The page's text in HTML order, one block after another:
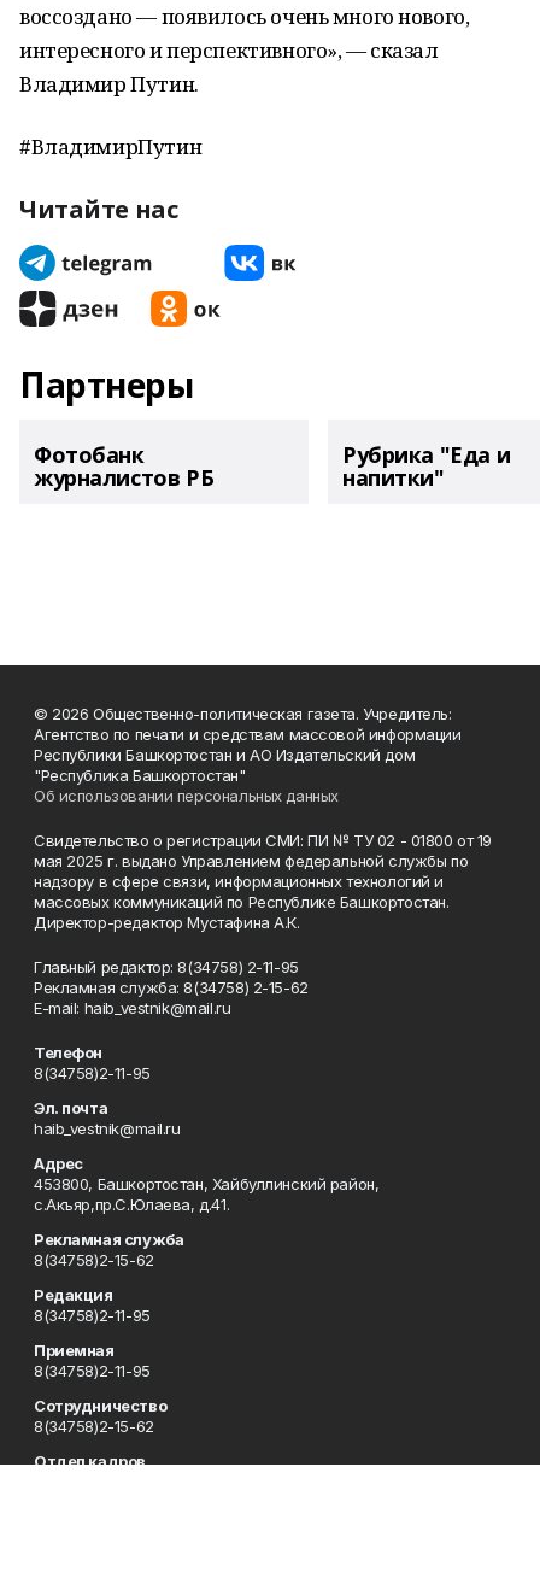
воссоздано — появилось очень много нового,
интересного и перспективного», — сказал
Владимир Путин.
#ВладимирПутин
Читайте нас
Партнеры
Фотобанк
журналистов РБ
Рубрика "Еда и
напитки"
© 2026 Общественно-политическая газета. Учредитель:
Агентство по печати и средствам массовой информации
Республики Башкортостан и АО Издательский дом
"Республика Башкортостан"
Об использовании персональных данных
Свидетельство о регистрации СМИ: ПИ № ТУ 02 - 01800 от 19
мая 2025 г. выдано Управлением федеральной службы по
надзору в сфере связи, информационных технологий и
массовых коммуникаций по Республике Башкортостан.
Директор-редактор Мустафина А.К.
Главный редактор: 8(34758) 2-11-95
Рекламная служба: 8(34758) 2-15-62
Е-mаil: haib_vestnik@mail.ru
Телефон
8(34758)2-11-95
Эл. почта
haib_vestnik@mail.ru
Адрес
453800, Башкортостан, Хайбуллинский район,
с.Акъяр,пр.С.Юлаева, д.41.
Рекламная служба
8(34758)2-15-62
Редакция
8(34758)2-11-95
Приемная
8(34758)2-11-95
Сотрудничество
8(34758)2-15-62
Отдел кадров